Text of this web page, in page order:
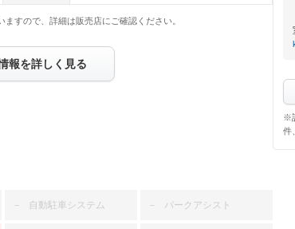
すので、詳細は販売店にご確認ください。
報を詳しく見る
－ 自動駐車システム － パークアシスト
※
件